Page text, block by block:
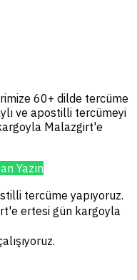
60+ dilde tercüme
ve apostilli tercümeyi
Malazgirt'e
Yazın
tercüme yapıyoruz.
ertesi gün kargoyla